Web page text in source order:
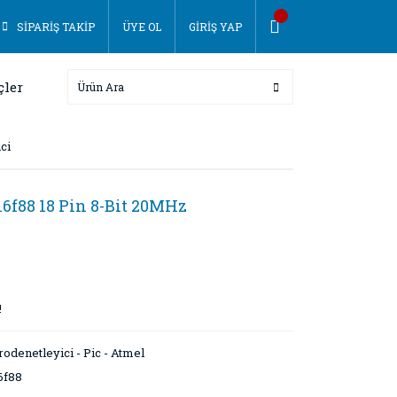
SİPARİŞ TAKİP ÜYE OL GİRİŞ YAP
18 Pin 8-Bit 20MHz
- Pic - Atmel